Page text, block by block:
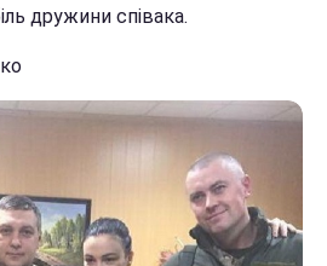
дружини співака.